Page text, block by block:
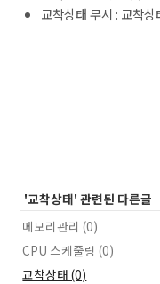
교착상태 무시 : 교착
'교착상태' 관련된 다른글
메모리관리 (0)
CPU 스케줄링 (0)
교착상태 (0)